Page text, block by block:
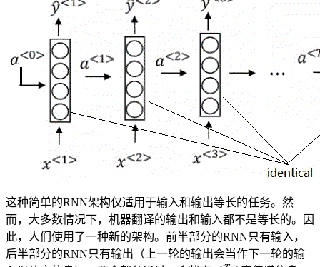
这种简单的RNN架构仅适用于输入和输出等长的任务。然
而，大多数情况下，机器翻译的输出和输入都不是等长的。因
此，人们使用了一种新的架构。前半部分的RNN只有输入，
后半部分的RNN只有输出（上一轮的输出会当作下一轮的输
<T x>